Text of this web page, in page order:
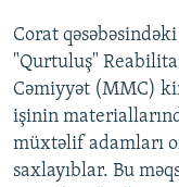
Corat
"Qurtuluş"
Cəmiyyət (MMC)
işinin
müxtəlif adamları
saxlayıblar. Bu